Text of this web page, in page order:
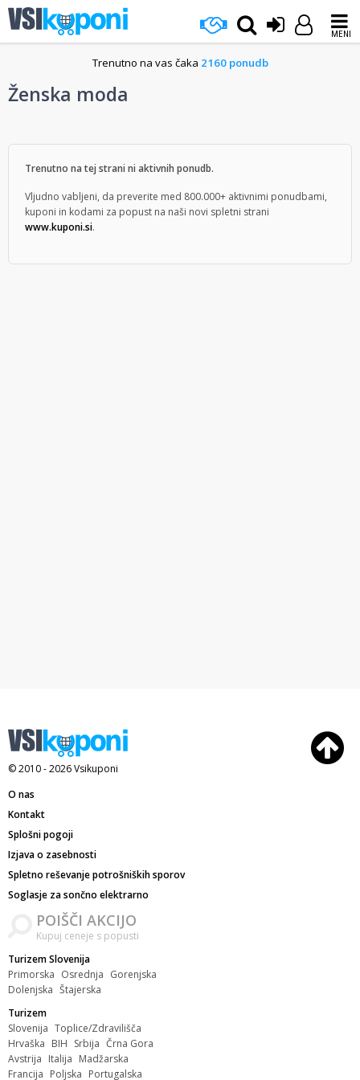
MENI
Trenutno na vas čaka 2160 ponudb
Ženska moda
Trenutno na tej strani ni aktivnih ponudb.
Vljudno vabljeni, da preverite med 800.000+ aktivnimi ponudbami,
kuponi in kodami za popust na naši novi spletni strani
www.kuponi.si.
© 2010 - 2026Vsikuponi
O nas
Kontakt
Splošni pogoji
Izjava o zasebnosti
Spletno reševanje potrošniških sporov
Soglasje za sončno elektrarno
POIŠČI AKCIJO
Kupuj ceneje s popusti
Turizem Slovenija
Primorska Osrednja Gorenjska
Dolenjska Štajerska
Turizem
Slovenija Toplice/Zdravilišča
Hrvaška BIH Srbija Črna Gora
Avstrija Italija Madžarska
Francija Poljska Portugalska